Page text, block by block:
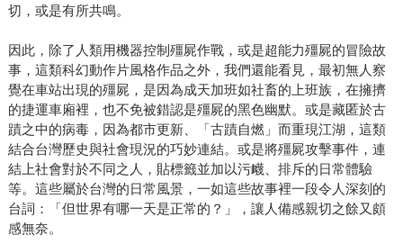
切，或是有所共鳴。
因此，除了人類用機器控制殭屍作戰，或是超能力殭屍的冒險故
事，這類科幻動作片風格作品之外，我們還能看見，最初無人察
覺在車站出現的殭屍，是因為成天加班如社畜的上班族，在擁擠
的捷運車廂裡，也不免被錯認是殭屍的黑色幽默。或是藏匿於古
蹟之中的病毒，因為都市更新、「古蹟自燃」而重現江湖，這類
結合台灣歷史與社會現況的巧妙連結。或是將殭屍攻擊事件，連
結上社會對於不同之人，貼標籤並加以污衊、排斥的日常體驗
等。這些屬於台灣的日常風景，一如這些故事裡一段令人深刻的
台詞：「但世界有哪一天是正常的？」，讓人備感親切之餘又頗
感無奈。